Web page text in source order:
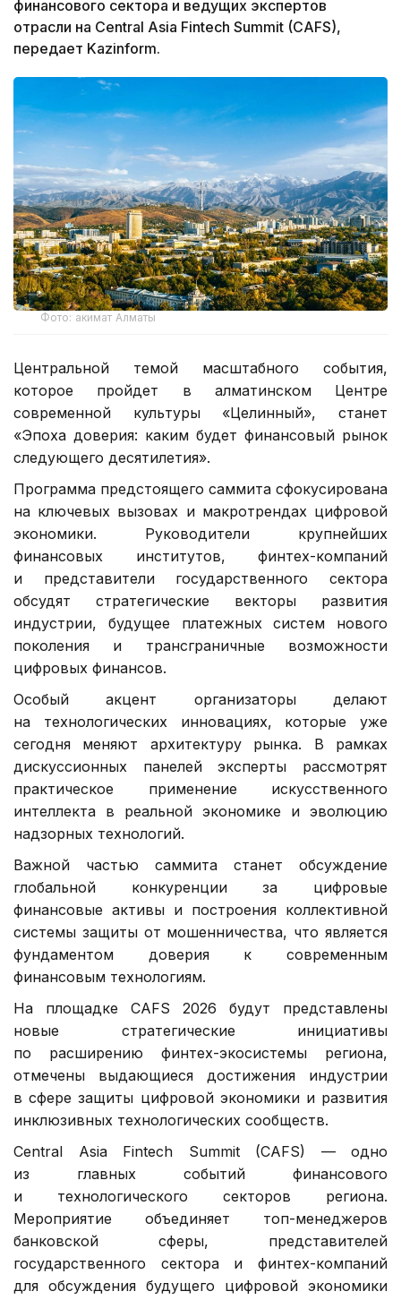
финансового сектора и ведущих экспертов
отрасли на Central Asia Fintech Summit (CAFS),
передает Kazinform.
Фото: акимат Алматы
Центральной темой масштабного события,
которое пройдет в алматинском Центре
современной культуры «Целинный», станет
«Эпоха доверия: каким будет финансовый рынок
следующего десятилетия».
Программа предстоящего саммита сфокусирована
на ключевых вызовах и макротрендах цифровой
экономики. Руководители крупнейших
финансовых институтов, финтех-компаний
и представители государственного сектора
обсудят стратегические векторы развития
индустрии, будущее платежных систем нового
поколения и трансграничные возможности
цифровых финансов.
Особый акцент организаторы делают
на технологических инновациях, которые уже
сегодня меняют архитектуру рынка. В рамках
дискуссионных панелей эксперты рассмотрят
практическое применение искусственного
интеллекта в реальной экономике и эволюцию
надзорных технологий.
Важной частью саммита станет обсуждение
глобальной конкуренции за цифровые
финансовые активы и построения коллективной
системы защиты от мошенничества, что является
фундаментом доверия к современным
финансовым технологиям.
На площадке CAFS 2026 будут представлены
новые стратегические инициативы
по расширению финтех-экосистемы региона,
отмечены выдающиеся достижения индустрии
в сфере защиты цифровой экономики и развития
инклюзивных технологических сообществ.
Central Asia Fintech Summit (CAFS) — одно
из главных событий финансового
и технологического секторов региона.
Мероприятие объединяет топ-менеджеров
банковской сферы, представителей
государственного сектора и финтех-компаний
для обсуждения будущего цифровой экономики